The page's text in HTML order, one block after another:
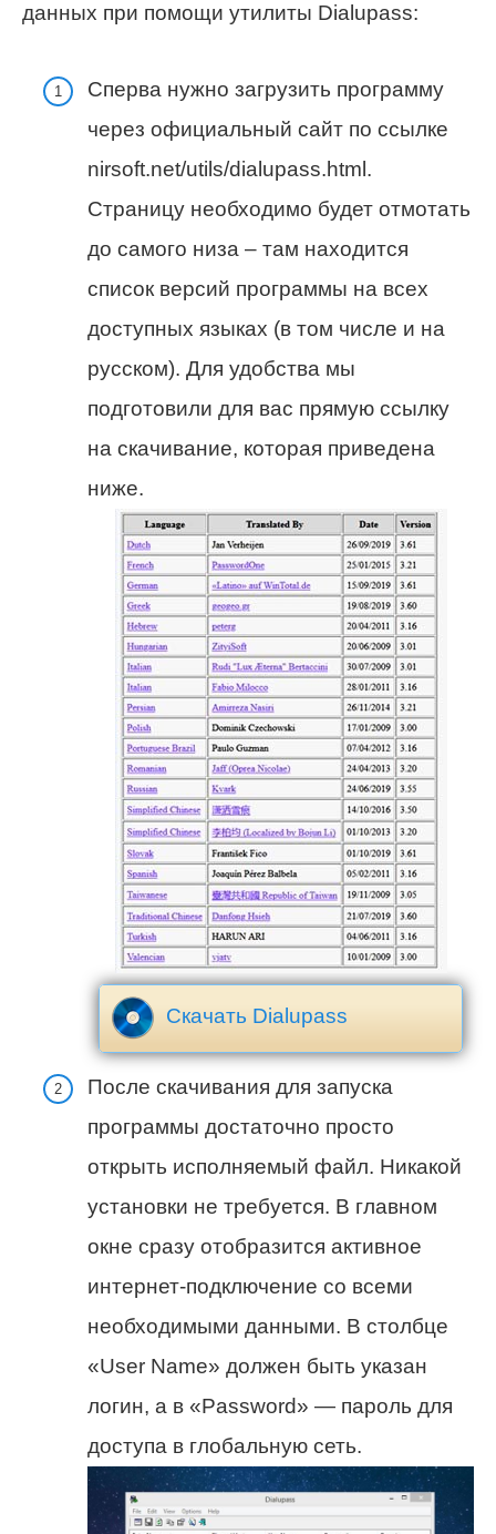
данных при помощи утилиты Dialupass:
Сперва нужно загрузить программу
через официальный сайт по ссылке
nirsoft.net/utils/dialupass.html.
Страницу необходимо будет отмотать
до самого низа – там находится
список версий программы на всех
доступных языках (в том числе и на
русском). Для удобства мы
подготовили для вас прямую ссылку
на скачивание, которая приведена
ниже.
Скачать Dialupass
После скачивания для запуска
программы достаточно просто
открыть исполняемый файл. Никакой
установки не требуется. В главном
окне сразу отобразится активное
интернет-подключение со всеми
необходимыми данными. В столбце
«User Name» должен быть указан
логин, а в «Password» — пароль для
доступа в глобальную сеть.